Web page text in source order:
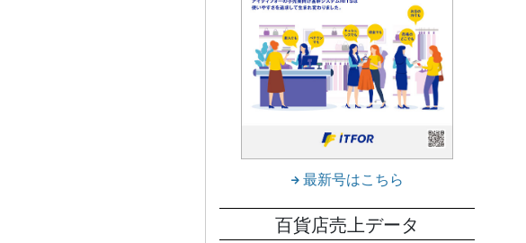
最新号はこちら
百貨店売上データ